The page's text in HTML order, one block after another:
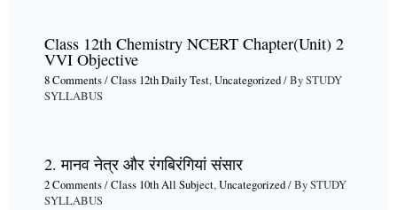
Class 12th Chemistry NCERT Chapter(Unit) 2
VVI Objective
8 Comments/Class 12th Daily Test,Uncategorized/ BySTUDY
SYLLABUS
2. मानव नेत्र और रंगबिरंगियां संसार
2 Comments/Class 10th All Subject,Uncategorized/ BySTUDY
SYLLABUS